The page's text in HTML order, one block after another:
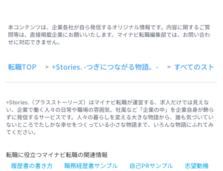
本コンテンツは、企業各社が自ら発信するオリジナル情報です。内容に関するご質
問等は、直接掲載企業にお願いいたします。マイナビ転職編集部では、お問い合わ
せに対応できません。
転職TOP > +Stories. -つぎにつながる物語。- > すべてのスト
+Stories.（プラスストーリーズ）はマイナビ転職が運営する、求人だけでは見えな
い、企業で働く人々の日常や職場の雰囲気、社風など「企業の中」を企業自身が飾ら
ずに発信するサービスです。人々の暮らしを変える大きな物語から、誰も気づいてい
ないところでたしかな幸せをつくっている小さな物語まで、いろんな物語にふれてみ
てください。
転職に役立つマイナビ転職の関連情報
履歴書の書き方
職務経歴書サンプル 自己PRサンプル
志望動機